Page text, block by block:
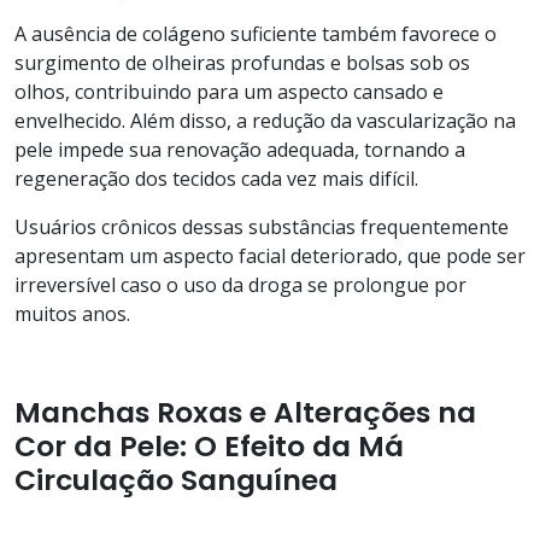
A ausência de colágeno suficiente também favorece o
surgimento de olheiras profundas e bolsas sob os
olhos, contribuindo para um aspecto cansado e
envelhecido. Além disso, a redução da vascularização na
pele impede sua renovação adequada, tornando a
regeneração dos tecidos cada vez mais difícil.
Usuários crônicos dessas substâncias frequentemente
apresentam um aspecto facial deteriorado, que pode ser
irreversível caso o uso da droga se prolongue por
muitos anos.
Manchas Roxas e Alterações na
Cor da Pele: O Efeito da Má
Circulação Sanguínea